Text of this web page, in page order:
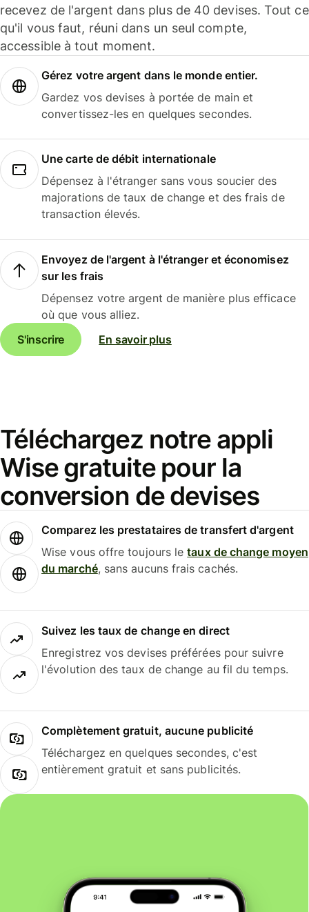
recevez de l'argent dans plus de 40 devises. Tout ce
qu'il vous faut, réuni dans un seul compte,
accessible à tout moment.
Gérez votre argent dans le monde entier.
Gardez vos devises à portée de main et
convertissez-les en quelques secondes.
Une carte de débit internationale
Dépensez à l'étranger sans vous soucier des
majorations de taux de change et des frais de
transaction élevés.
Envoyez de l'argent à l'étranger et économisez
sur les frais
Dépensez votre argent de manière plus efficace
où que vous alliez.
S'inscrire
En savoir plus
Téléchargez notre appli
Wise gratuite pour la
conversion de devises
Comparez les prestataires de transfert d'argent
Wise vous offre toujours letaux de change moyen
du marché, sans aucuns frais cachés.
Suivez les taux de change en direct
Enregistrez vos devises préférées pour suivre
l'évolution des taux de change au fil du temps.
Complètement gratuit, aucune publicité
Téléchargez en quelques secondes, c'est
entièrement gratuit et sans publicités.